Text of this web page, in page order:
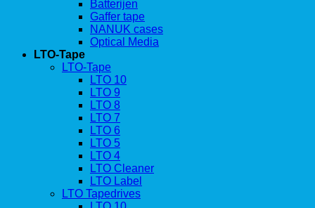
Batterijen
Gaffer tape
NANUK cases
Optical Media
LTO-Tape
LTO-Tape
LTO 10
LTO 9
LTO 8
LTO 7
LTO 6
LTO 5
LTO 4
LTO Cleaner
LTO Label
LTO Tapedrives